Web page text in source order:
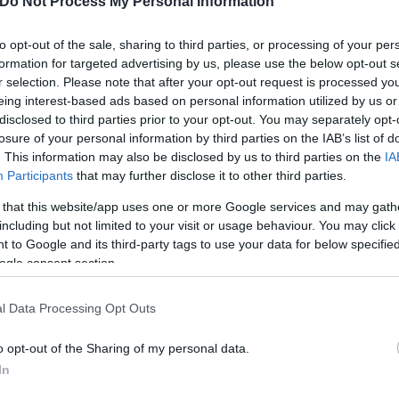
opt-out of the sale, sharing to third parties, or processing of your
for targeted advertising by us, please use the below opt-out
selection. Please note that after your opt-out request is processed
interest-based ads based on personal information utilized by us
to third parties prior to your opt-out. You may separately
of your personal information by third parties on the IAB’s list of
This information may also be disclosed by us to third parties on the
Participants that may further disclose it to other third parties.
that this website/app uses one or more Google services and may
but not limited to your visit or usage behaviour. You may
to Google and its third-party tags to use your data for below
consent section.
Data Processing Opt Outs
opt-out of the Sharing of my personal data.
Ευρώπης και της Μεσογείου. Είναι ένα
περισσότερο η θερμοκρασία του πλανήτη. Για
χρονιές που έχουμε βιώσει ως πλανήτης»,
προσθετικά στα φαινόμενα της κλιματικής